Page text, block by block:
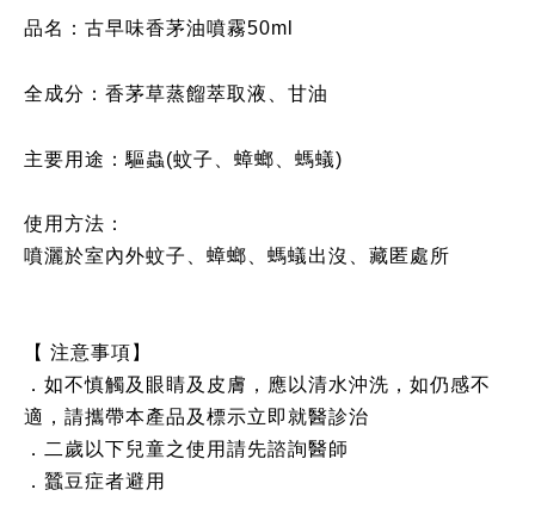
品名： 古早味香茅油噴霧50ml
全成分： 香茅草蒸餾萃取液、甘油
主要用途： 驅蟲(蚊子、 蟑螂、螞蟻)
使用方法：
噴灑於室內外蚊子、蟑螂、螞蟻出沒、藏匿處所
【 注意事項】
．如不慎觸及眼睛及皮膚，應以清水沖洗，如仍感不
適，請攜帶本產品及標示立即就醫診治
．二歲以下兒童之使用請先諮詢醫師
．蠶豆症者避用